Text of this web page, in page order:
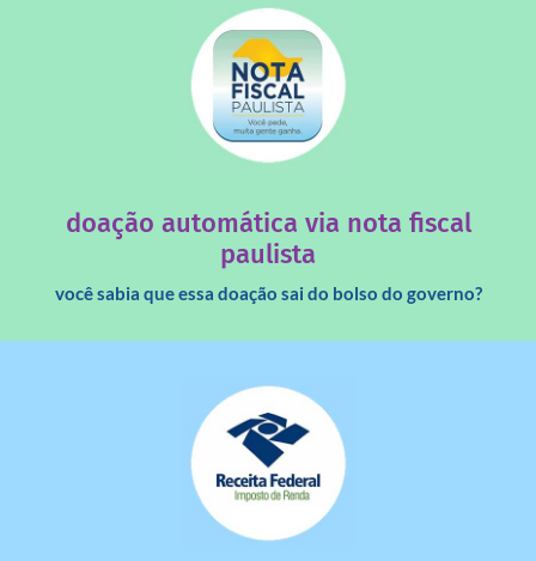
doação automática via nota fiscal
paulista
você sabia que essa doação sai do bolso do governo?
saiba mais
dinheiro deixa de ir para o governo?
saiba mais